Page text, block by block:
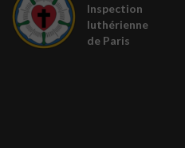
Inspection
luthérienne
de Paris